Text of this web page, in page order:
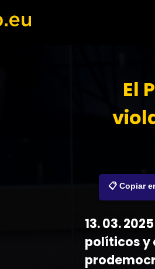
El
📋 Copiar
13. 03.
políticos y